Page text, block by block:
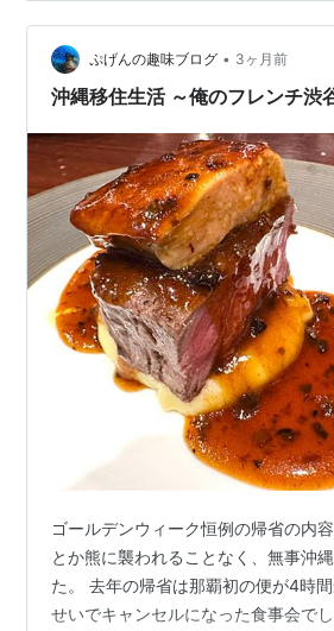
店舗
俺のフレンチ 銀座本店 - 新橋/
神楽坂店
俺のフレンチ KAGURAZAKA -
[食べログ]
恵比寿店
【閉店】俺のフレンチ EBISU -
ぷげんの趣味ブログ • 3ヶ月前
沖縄移住生活 ～俺のフレンチ
ゴールデンウィーク恒例の帰省の内
とか熊に襲われることなく、無事沖
た。 去年の帰省は那覇初の便が4時
せいでキャンセルになった食事会で